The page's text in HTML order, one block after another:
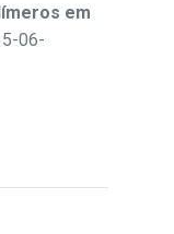
em
06-